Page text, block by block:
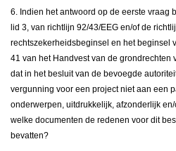
6. Indien het antwoord op de eerste vraag
lid 3, van richtlijn 92/43/EEG en/of de
rechtszekerheidsbeginsel en het beginsel
41 van het Handvest van de grondrechten
dat in het besluit van de bevoegde
vergunning voor een project niet aan een
onderwerpen, uitdrukkelijk, afzonderlijk
welke documenten de redenen voor dit
bevatten?